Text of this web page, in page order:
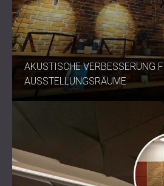
AKUSTISCHE VERBESSERUNG
AUSSTELLUNGSRÄUME